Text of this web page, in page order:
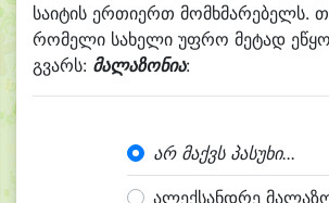
საიტის ერთიერთ მომხმარებელს.
რომელი სახელი უფრო მეტად
გვარს: მალაზონია:
არ მაქვს პასუხი...
ალექსანდრე